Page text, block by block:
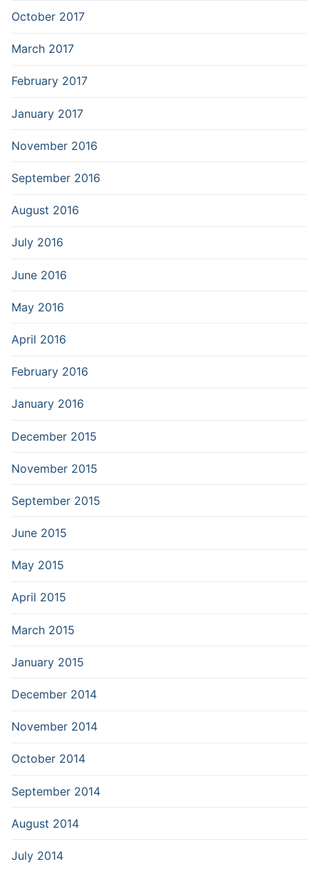
October 2017
March 2017
February 2017
January 2017
November 2016
September 2016
August 2016
July 2016
June 2016
May 2016
April 2016
February 2016
January 2016
December 2015
November 2015
September 2015
June 2015
May 2015
April 2015
March 2015
January 2015
December 2014
November 2014
October 2014
September 2014
August 2014
July 2014